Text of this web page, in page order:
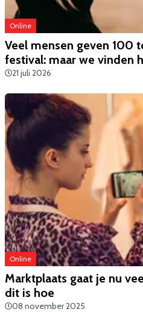
Online
Veel mensen geven 100
festival: maar we vinden
21 juli 2026
Online
Marktplaats gaat je nu
dit is hoe
08 november 2025